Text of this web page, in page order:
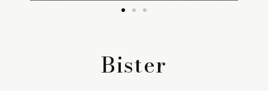
Bister
SUSTAINABILITY